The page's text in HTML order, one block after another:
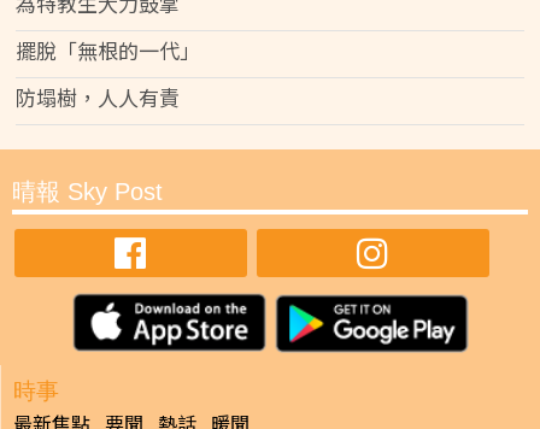
擺脫「無根的一代」
防塌樹，人人有責
晴報 Sky Post
時事
最新焦點 要聞 熱話 暖聞